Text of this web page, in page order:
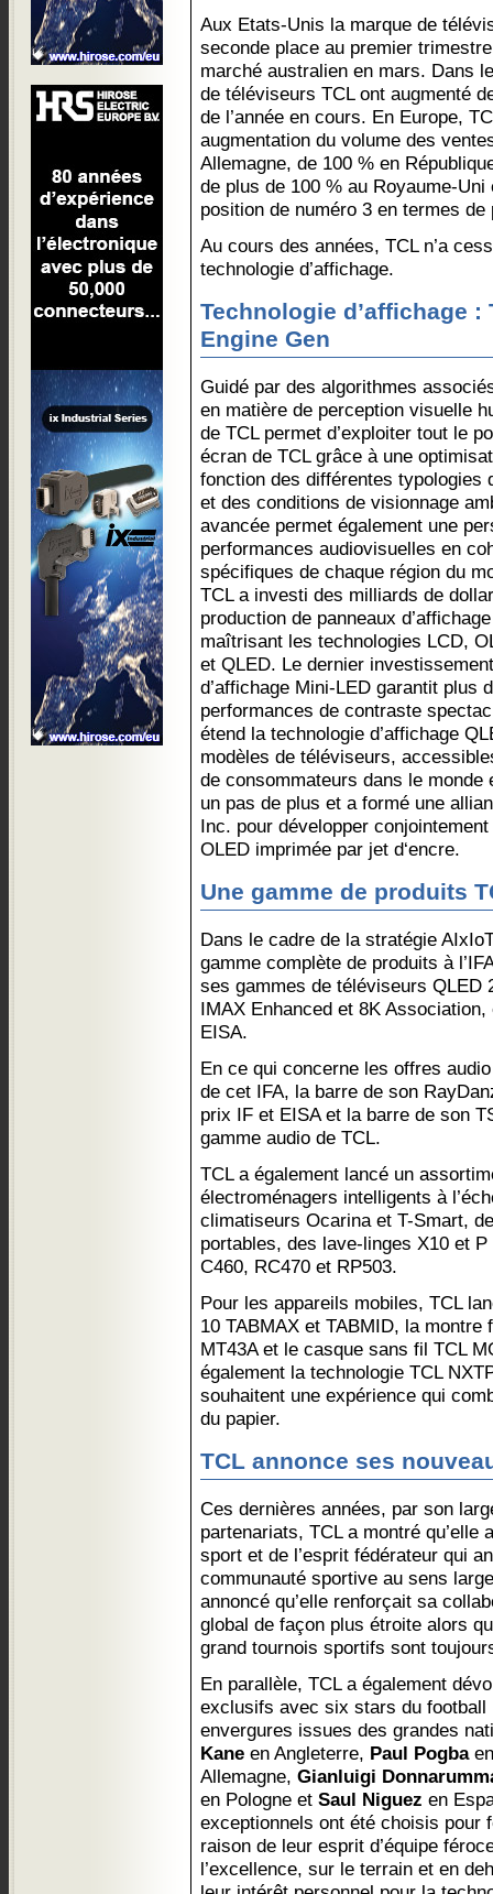
Aux Etats-Unis la marque de
seconde place au premier
marché australien en mars. Dans
de téléviseurs TCL ont augmenté
de l’année en cours. En Europe,
augmentation du volume des
Allemagne, de 100 % en
de plus de 100 % au Royaume-
position de numéro 3 en termes
Au cours des années, TCL n’a
technologie d’affichage.
Technologie d’affichage :
Engine Gen
Guidé par des algorithmes
en matière de perception visuelle
de TCL permet d’exploiter tout le
écran de TCL grâce à une
fonction des différentes typologies
et des conditions de visionnage
avancée permet également une
performances audiovisuelles en
spécifiques de chaque région du
TCL a investi des milliards de
production de panneaux
maîtrisant les technologies LCD,
et QLED. Le dernier
d’affichage Mini-LED garantit plus
performances de contraste
étend la technologie d’affichage
modèles de téléviseurs,
de consommateurs dans le monde
un pas de plus et a formé une
Inc. pour développer
OLED imprimée par jet d‘encre.
Une gamme de produits
Dans le cadre de la stratégie
gamme complète de produits à
ses gammes de téléviseurs QLED
IMAX Enhanced et 8K
EISA.
En ce qui concerne les offres
de cet IFA, la barre de son
prix IF et EISA et la barre de son
gamme audio de TCL.
TCL a également lancé un
électroménagers intelligents à
climatiseurs Ocarina et T-Smart,
portables, des lave-linges X10 et
C460, RC470 et RP503.
Pour les appareils mobiles, TCL
10 TABMAX et TABMID, la montre
MT43A et le casque sans fil TCL
également la technologie TCL
souhaitent une expérience qui
du papier.
TCL annonce ses
Ces dernières années, par son
partenariats, TCL a montré
sport et de l’esprit fédérateur qui
communauté sportive au sens
annoncé qu’elle renforçait sa
global de façon plus étroite alors
grand tournois sportifs sont
En parallèle, TCL a également
exclusifs avec six stars du football
envergures issues des grandes
Kane en Angleterre, Paul Pogba
Allemagne, Gianluigi
en Pologne et Saul Niguez en
exceptionnels ont été choisis pour
raison de leur esprit d’équipe
l’excellence, sur le terrain et en